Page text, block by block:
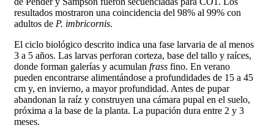
resultados mostraron una coincidencia del 98% al 99% con
adultos de P. imbricornis.
El ciclo biológico descrito indica una fase larvaria de al menos
3 a 5 años. Las larvas perforan corteza, base del tallo y raíces,
donde forman galerías y acumulan frass fino. En verano
pueden encontrarse alimentándose a profundidades de 15 a 45
cm y, en invierno, a mayor profundidad. Antes de pupar
abandonan la raíz y construyen una cámara pupal en el suelo,
próxima a la base de la planta. La pupación dura entre 2 y 3
meses.